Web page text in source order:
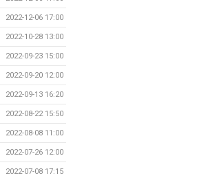
2022-12-06 17:00
2022-10-28 13:00
2022-09-23 15:00
2022-09-20 12:00
2022-09-13 16:20
2022-08-22 15:50
2022-08-08 11:00
2022-07-26 12:00
2022-07-08 17:15